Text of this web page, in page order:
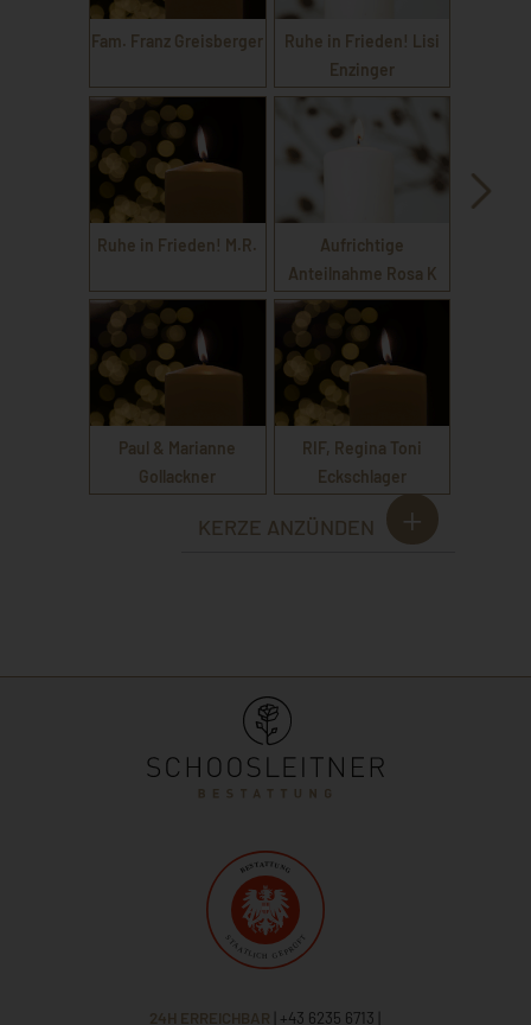
Fam. Franz Greisberger
Ruhe in Frieden! Lisi
Enzinger
Ruhe in Frieden! M.R.
Aufrichtige
Anteilnahme Rosa K
Paul & Marianne
Gollackner
RIF, Regina Toni
Eckschlager
KERZE ANZÜNDEN
24H ERREICHBAR | +43 6235 6713